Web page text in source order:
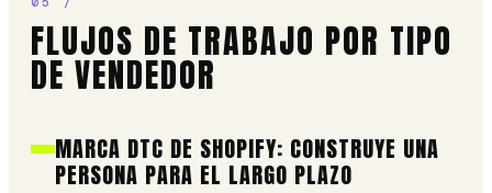
FLUJOS DE TRABAJO POR TIPO
DE VENDEDOR
MARCA DTC DE SHOPIFY: CONSTRUYE UNA
PERSONA PARA EL LARGO PLAZO